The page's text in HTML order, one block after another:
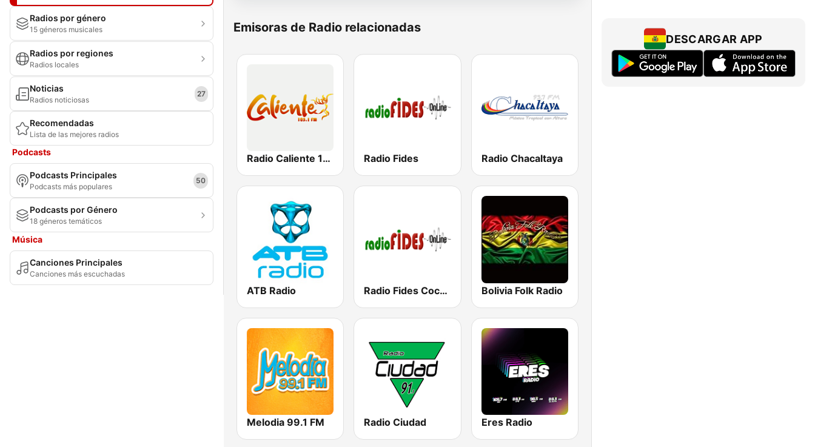
Radios por género
15 géneros musicales
Radios por regiones
Radios locales
Noticias
Radios noticiosas
27
Recomendadas
Lista de las mejores radios
Podcasts
Podcasts Principales
Podcasts más populares
50
Podcasts por Género
18 géneros temáticos
Música
Canciones Principales
Canciones más escuchadas
Emisoras de Radio relacionadas
Radio Caliente 105.1 FM Radio Fides Radio Chacaltaya
ATB Radio Radio Fides Cochabamba Bolivia Folk Radio
Melodia 99.1 FM Radio Ciudad Eres Radio
DESCARGAR APP